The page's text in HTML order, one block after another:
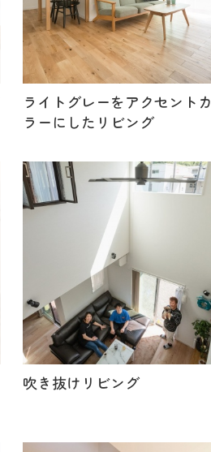
ライトグレーをアクセントカ
ラーにしたリビング
吹き抜けリビング